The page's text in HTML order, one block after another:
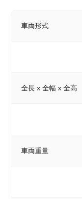
車両形式
全長 x 全幅 x 全高
車両重量